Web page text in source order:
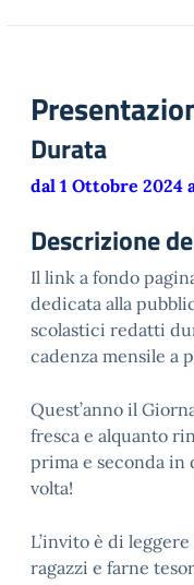
Durata
dal 1 Ottobre 2024
Descrizione
Il link a fondo
dedicata alla
scolastici redatti
cadenza mensile a
Quest’anno il
fresca e alquanto
prima e seconda
volta!
L’invito è di
ragazzi e farne